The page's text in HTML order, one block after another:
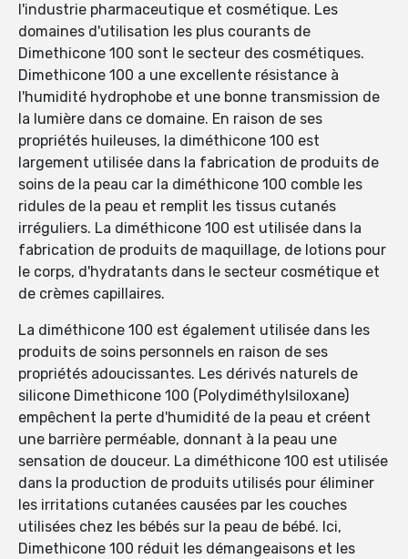
l'industrie pharmaceutique et cosmétique. Les
domaines d'utilisation les plus courants de
Dimethicone 100 sont le secteur des cosmétiques.
Dimethicone 100 a une excellente résistance à
l'humidité hydrophobe et une bonne transmission de
la lumière dans ce domaine. En raison de ses
propriétés huileuses, la diméthicone 100 est
largement utilisée dans la fabrication de produits de
soins de la peau car la diméthicone 100 comble les
ridules de la peau et remplit les tissus cutanés
irréguliers. La diméthicone 100 est utilisée dans la
fabrication de produits de maquillage, de lotions pour
le corps, d'hydratants dans le secteur cosmétique et
de crèmes capillaires.
La diméthicone 100 est également utilisée dans les
produits de soins personnels en raison de ses
propriétés adoucissantes. Les dérivés naturels de
silicone Dimethicone 100 (Polydiméthylsiloxane)
empêchent la perte d'humidité de la peau et créent
une barrière perméable, donnant à la peau une
sensation de douceur. La diméthicone 100 est utilisée
dans la production de produits utilisés pour éliminer
les irritations cutanées causées par les couches
utilisées chez les bébés sur la peau de bébé. Ici,
Dimethicone 100 réduit les démangeaisons et les